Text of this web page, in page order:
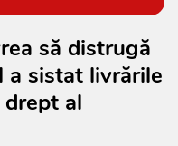
să distrugă
a sistat livrările
al